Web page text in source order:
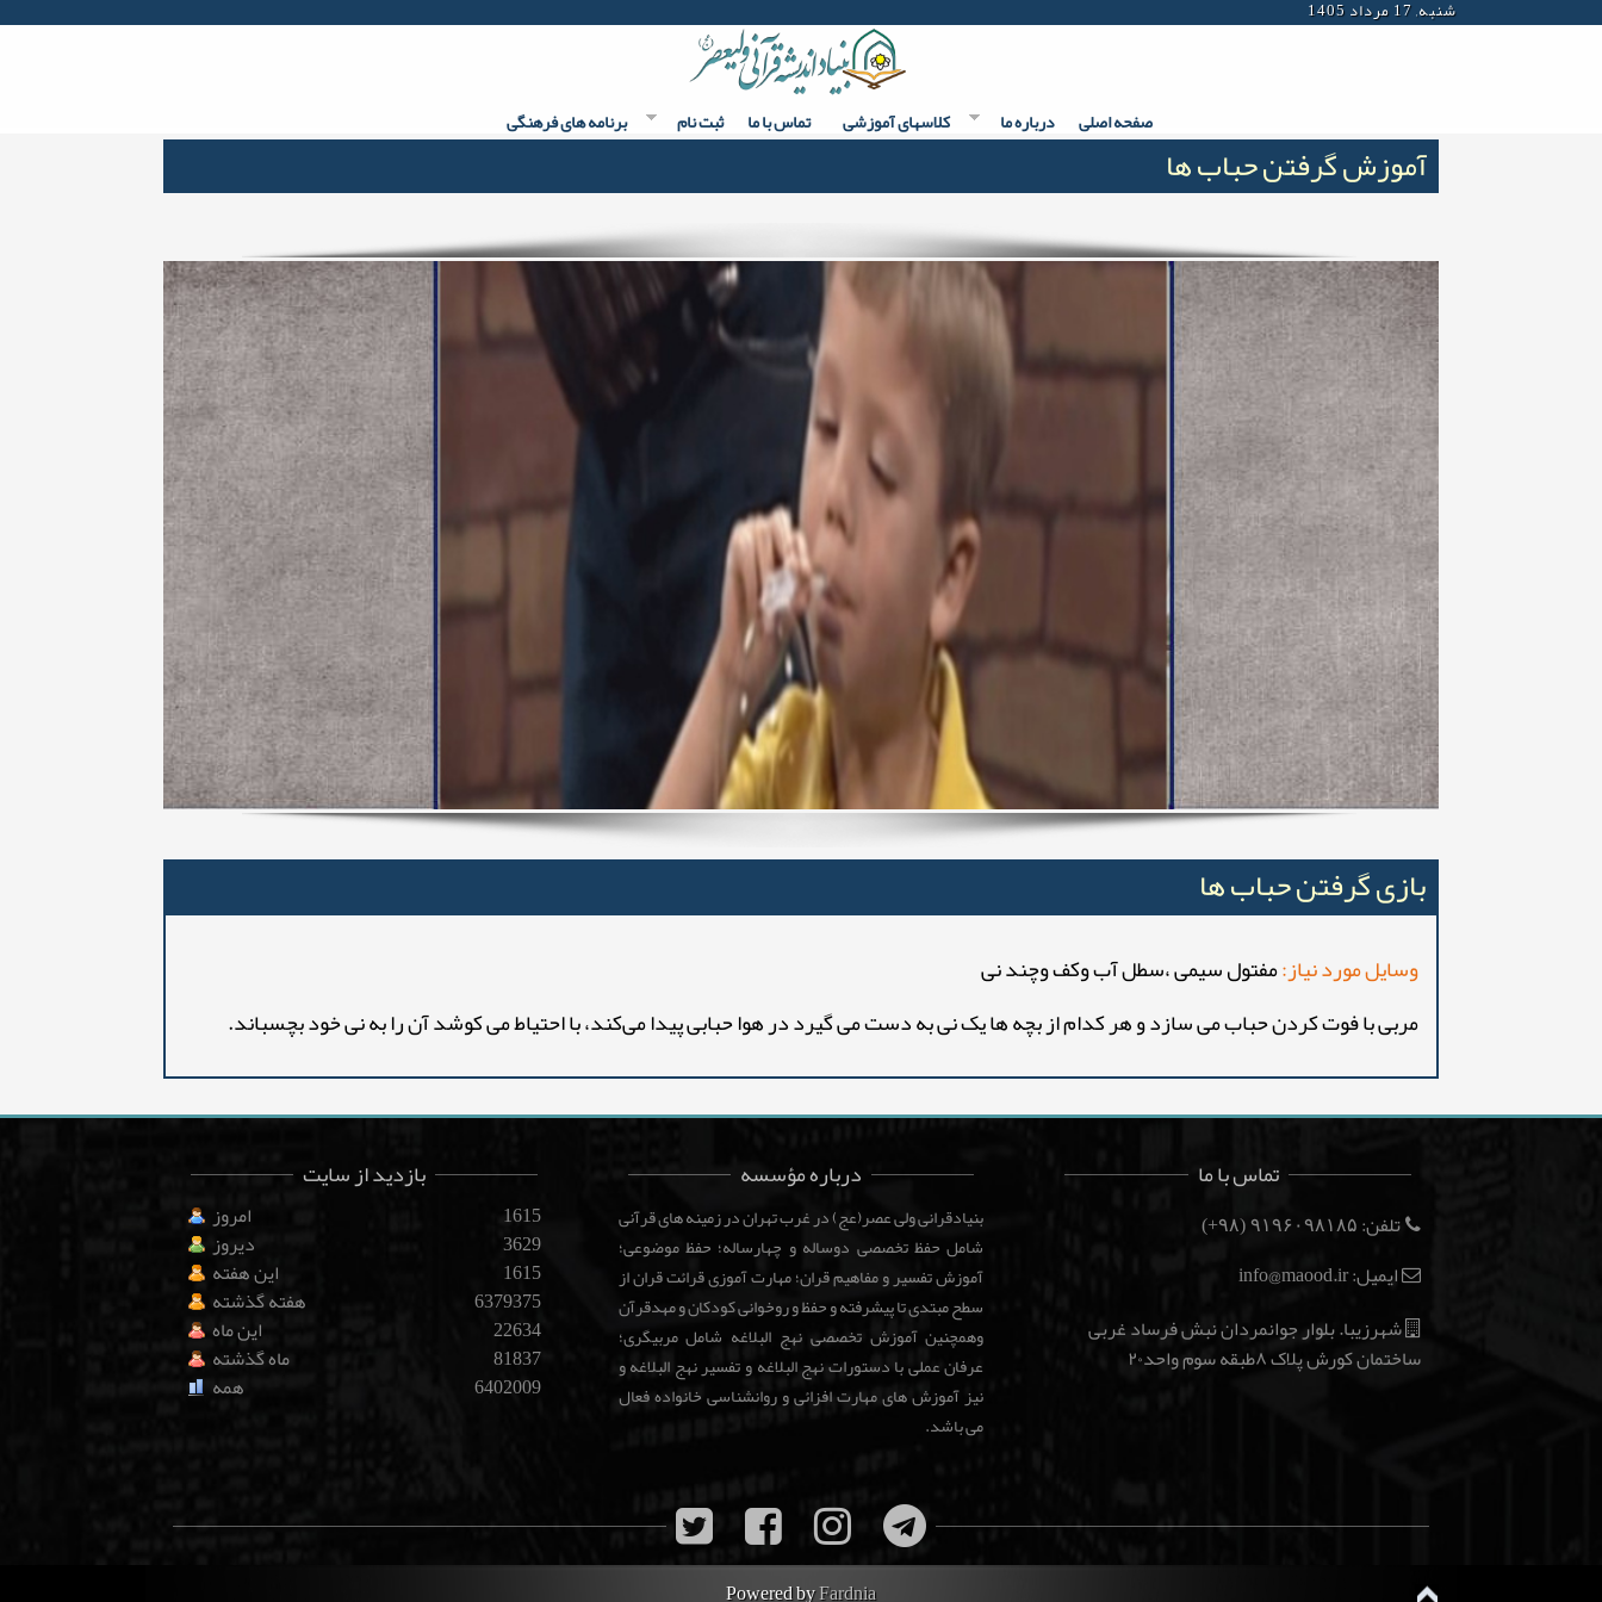
شنبه, 17 مرداد 1405 FacebookTwitter gplusYoutube rss
صفحه اصلی درباره ما کلاسهای آموزشی تماس با ما ثبت نام برنامه های فرهنگی
آموزش گرفتن حباب ها
بازی گرفتن حباب ها
وسایل مورد نیاز:مفتول سیمی ،سطل آب وکف وچند نی
مربی با فوت کردن حباب می سازد و هر کدام از بچه ها یک نی به دست می گیرد در هوا حبابی پیدا می‌کند، با احتیاط می کوشد آن را به نی خود بچسباند.
تماس با ما
تلفن: ۹۱۹۶۰۹۸۱۸۵ (۹۸+)
ایمیل: info@maood.ir
شهرزیبا. بلوار جوانمردان نبش فرساد غربی
ساختمان کورش پلاک ۸طبقه سوم واحد۲۰
درباره مؤسسه
بنیادقرانی ولی عصر(عج) در غرب تهران در زمینه های قرآنی
شامل حفظ تخصصی دوساله و چهارساله؛ حفظ موضوعی؛
آموزش تفسیر و مفاهیم قران؛ مهارت آموزی قرائت قران از
سطح مبتدی تا پیشرفته و حفظ و روخوانی کودکان و مهدقرآن
وهمچنین آموزش تخصصی نهج البلاغه شامل مربیگری؛
عرفان عملی با دستورات نهج البلاغه و تفسیر نهج البلاغه و
نیز آموزش های مهارت افزائی و روانشناسی خانواده فعال
می باشد.
بازدید از سایت
امروز
دیروز
این هفته
هفته گذشته
این ماه
ماه گذشته
همه
1615
3629
1615
6379375
22634
81837
6402009
Powered byFardnia